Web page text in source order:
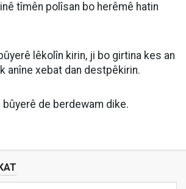
tîmên polîsan bo herêmê hatin
lêkolîn kirin, ji bo girtina kes an
anîne xebat dan destpêkirin.
bûyerê de berdewam dike.